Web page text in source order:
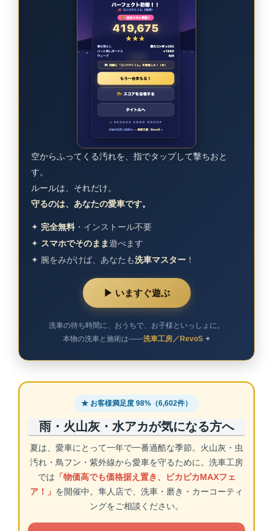
空からふってくる汚れを、指でタップして撃ちおと
す。
ルールは、それだけ。
守るのは、あなたの愛車です。
✦ 完全無料・インストール不要
✦ スマホでそのまま 遊べます
✦ 腕をみがけば、あなたも洗車マスター ！
▶ いますぐ遊ぶ
洗車の待ち時間に、おうちで、お子様といっしょに。
本物の洗車と施術は——洗車工房／RevoS✦
★ お客様満足度 98%（6,602件）
雨・火山灰・水アカが気になる方へ
夏は、愛車にとって一年で一番過酷な季節。火山灰・虫
汚れ・鳥フン・紫外線から愛車を守るために。洗車工房
では 「物価高でも価格据え置き、ピカピカMAXフェ
ア！」 を開催中。隼人店で、洗車・磨き・カーコーティ
ングをご相談ください。